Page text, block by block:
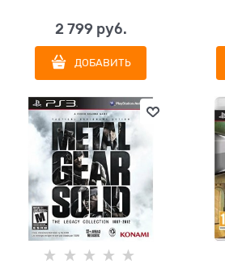
2 799 руб.
ДОБАВИТЬ